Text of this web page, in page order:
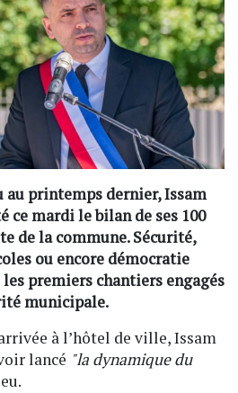
au printemps dernier, Issam
ce mardi le bilan de ses 100
de la commune. Sécurité,
ou encore démocratie
premiers chantiers engagés
municipale.
à l’hôtel de ville, Issam
lancé "la dynamique du